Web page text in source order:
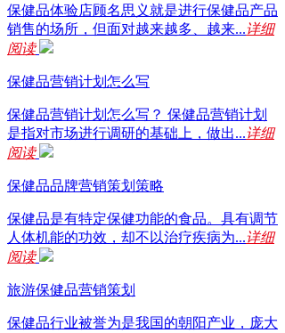
保健品体验店顾名思义就是进行保健品产品
销售的场所，但面对越来越多、越来...详细
阅读
保健品营销计划怎么写
保健品营销计划怎么写？ 保健品营销计划
是指对市场进行调研的基础上，做出...详细
阅读
保健品品牌营销策划策略
保健品是有特定保健功能的食品。具有调节
人体机能的功效，却不以治疗疾病为...详细
阅读
旅游保健品营销策划
保健品行业被誉为是我国的朝阳产业，庞大